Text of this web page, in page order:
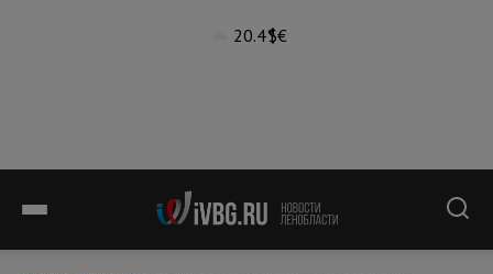
20.4°$€